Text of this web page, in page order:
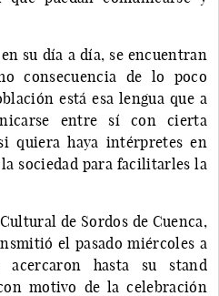
su día a día, se encuentran
consecuencia de lo poco
está esa lengua que a
entre sí con cierta
quiera haya intérpretes en
sociedad para facilitarles la
de Sordos de Cuenca,
el pasado miércoles a
acercaron hasta su stand
motivo de la celebración